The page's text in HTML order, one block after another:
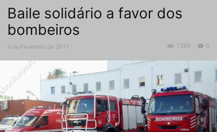
Baile solidário a favor dos
bombeiros
9 de Fevereiro de 2017 0
7365